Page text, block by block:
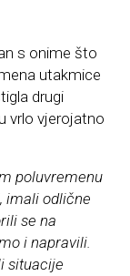
s onime što
utakmice
drugi
vrlo vjerojatno
poluvremenu
imali odlične
se na
i napravili.
situacije